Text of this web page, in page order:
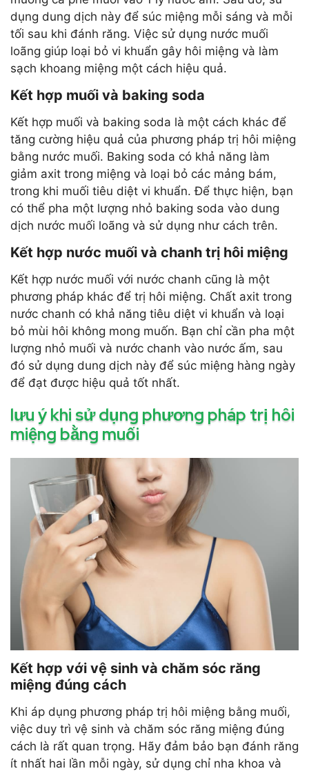
dụng dung dịch này để súc miệng mỗi sáng và mỗi
tối sau khi đánh răng. Việc sử dụng nước muối
loãng giúp loại bỏ vi khuẩn gây hôi miệng và làm
sạch khoang miệng một cách hiệu quả.
Kết hợp muối và baking soda
Kết hợp muối và baking soda là một cách khác để
tăng cường hiệu quả của phương pháp trị hôi miệng
bằng nước muối. Baking soda có khả năng làm
giảm axit trong miệng và loại bỏ các mảng bám,
trong khi muối tiêu diệt vi khuẩn. Để thực hiện, bạn
có thể pha một lượng nhỏ baking soda vào dung
dịch nước muối loãng và sử dụng như cách trên.
Kết hợp nước muối và chanh trị hôi miệng
Kết hợp nước muối với nước chanh cũng là một
phương pháp khác để trị hôi miệng. Chất axit trong
nước chanh có khả năng tiêu diệt vi khuẩn và loại
bỏ mùi hôi không mong muốn. Bạn chỉ cần pha một
lượng nhỏ muối và nước chanh vào nước ấm, sau
đó sử dụng dung dịch này để súc miệng hàng ngày
để đạt được hiệu quả tốt nhất.
lưu ý khi sử dụng phương pháp trị hôi
miệng bằng muối
Kết hợp với vệ sinh và chăm sóc răng
miệng đúng cách
Khi áp dụng phương pháp trị hôi miệng bằng muối,
việc duy trì vệ sinh và chăm sóc răng miệng đúng
cách là rất quan trọng. Hãy đảm bảo bạn đánh răng
ít nhất hai lần mỗi ngày, sử dụng chỉ nha khoa và